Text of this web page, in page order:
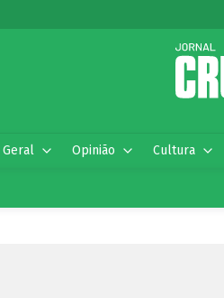
Geral Opinião Cultura